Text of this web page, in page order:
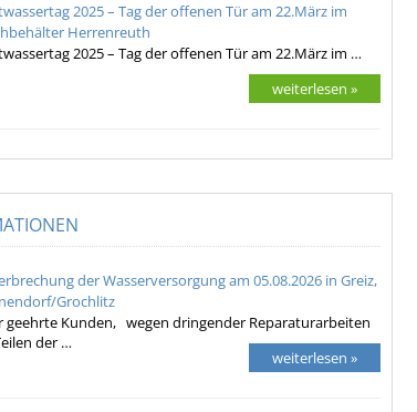
2025 – Tag der offenen Tür am 22.März im
Herrenreuth
2025 – Tag der offenen Tür am 22.März im …
weiterlesen »
der Wasserversorgung am 05.08.2026 in Greiz,
Grochlitz
geehrte Kunden, wegen dringender Reparaturarbeiten
der …
weiterlesen »